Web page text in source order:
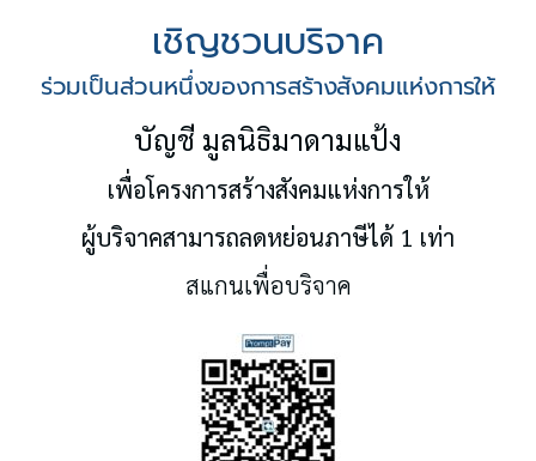
เชิญชวนบริจาค
ร่วมเป็นส่วนหนึ่งของการสร้างสังคมแห่งการให้
บัญชี มูลนิธิมาดามแป้ง
เพื่อโครงการสร้างสังคมแห่งการให้
ผู้บริจาคสามารถลดหย่อนภาษีได้ 1 เท่า
สแกนเพื่อบริจาค